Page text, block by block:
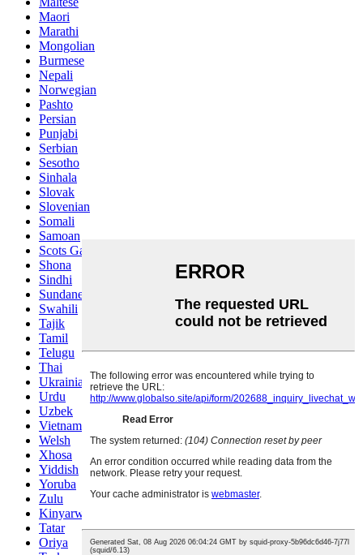
Maori
Marathi
Mongolian
Burmese
Nepali
Norwegian
Pashto
Persian
Punjabi
Serbian
Sesotho
Sinhala
Slovak
Slovenian
Somali
Samoan
Scots Gaelic
Shona
Sindhi
Sundanese
Swahili
Tajik
Tamil
Telugu
Thai
Ukrainian
Urdu
Uzbek
Vietnamese
Welsh
Xhosa
Yiddish
Yoruba
Zulu
Kinyarwanda
Tatar
Oriya